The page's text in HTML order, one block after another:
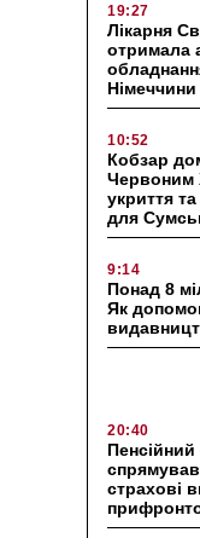
19:27
Лікарня
отримала
Німеччини
10:52
Кобзар
Червоним
укриття
для
9:14
Понад 8
Як
20:40
спрямував
страхові